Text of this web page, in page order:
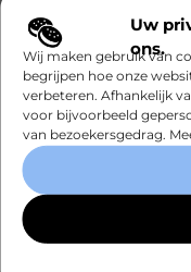
Uw
ons.
Wij maken gebruik van
begrijpen hoe onze
verbeteren. Afhankelijk
voor bijvoorbeeld
van bezoekersgedrag.
geworden?
Goed artikel?
X
Tags:
Dit artikel is